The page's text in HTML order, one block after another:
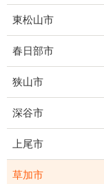
東松山市
春日部市
狭山市
深谷市
上尾市
草加市